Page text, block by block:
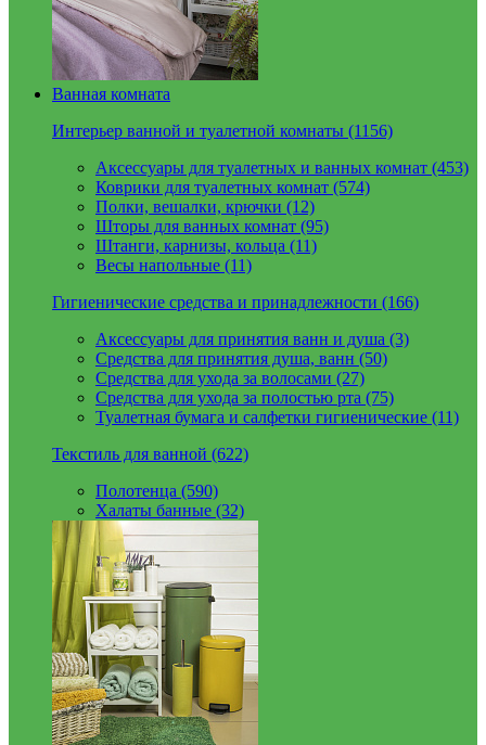
Ванная комната
Интерьер ванной и туалетной комнаты (1156)
Аксессуары для туалетных и ванных комнат (453)
Коврики для туалетных комнат (574)
Полки, вешалки, крючки (12)
Шторы для ванных комнат (95)
Штанги, карнизы, кольца (11)
Весы напольные (11)
Гигиенические средства и принадлежности (166)
Аксессуары для принятия ванн и душа (3)
Средства для принятия душа, ванн (50)
Средства для ухода за волосами (27)
Средства для ухода за полостью рта (75)
Туалетная бумага и салфетки гигиенические (11)
Текстиль для ванной (622)
Полотенца (590)
Халаты банные (32)